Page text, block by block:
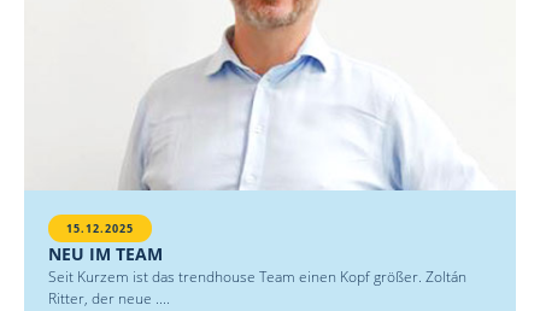
15.12.2025
NEU IM TEAM
Seit Kurzem ist das trendhouse Team einen Kopf größer. Zoltán
Ritter, der neue ....